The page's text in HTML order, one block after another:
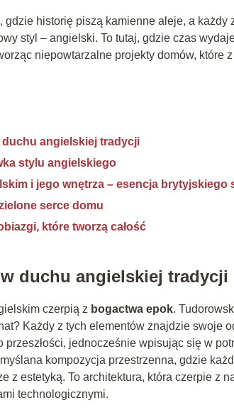
gdzie historię piszą kamienne aleje, a
styl – angielski. To tutaj, gdzie czas
niepowtarzalne projekty domów, które
duchu angielskiej tradycji
stylu angielskiego
i jego wnętrza – esencja brytyjskiego
serce domu
które tworzą całość
duchu angielskiej tradycji
czerpią z bogactwa epok.
Każdy z tych elementów znajdzie swoje
przeszłości, jednocześnie wpisując się w
kompozycja przestrzenna, gdzie
z estetyką. To architektura, która czerpie z
technologicznymi.